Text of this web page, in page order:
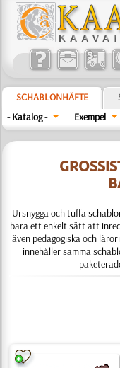
SCHABLONHÄFTE
- Katalog -
Exempel
Ursnygga och tuffa
bara ett enkelt sätt att
även pedagogiska och
innehåller samma